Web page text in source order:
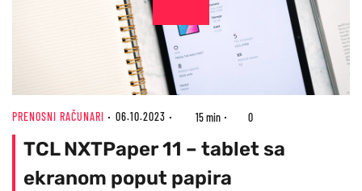
PRENOSNI RAČUNARI 06.10.2023 15 min 0
TCL NXTPaper 11 – tablet sa
ekranom poput papira